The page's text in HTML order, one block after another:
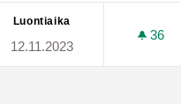
Luontiaika
12.11.2023
36